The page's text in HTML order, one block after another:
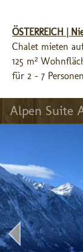
ÖSTERREICH |
Chalet mieten
125 m²
für 2 - 7 Personen
Alpen Suite